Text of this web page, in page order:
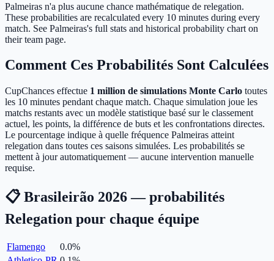
Palmeiras n'a plus aucune chance mathématique de relegation.
These probabilities are recalculated every 10 minutes during every
match. See Palmeiras's full stats and historical probability chart on
their team page.
Comment Ces Probabilités Sont Calculées
CupChances effectue 1 million de simulations Monte Carlo toutes
les 10 minutes pendant chaque match. Chaque simulation joue les
matchs restants avec un modèle statistique basé sur le classement
actuel, les points, la différence de buts et les confrontations directes.
Le pourcentage indique à quelle fréquence Palmeiras atteint
relegation dans toutes ces saisons simulées. Les probabilités se
mettent à jour automatiquement — aucune intervention manuelle
requise.
📋 Brasileirão 2026 — probabilités
Relegation pour chaque équipe
Flamengo 0.0%